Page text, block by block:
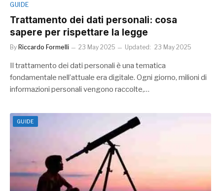
GUIDE
Trattamento dei dati personali: cosa
sapere per rispettare la legge
By Riccardo Formelli 23 May 2025 Updated: 23 May 2025
Il trattamento dei dati personali è una tematica
fondamentale nell’attuale era digitale. Ogni giorno, milioni di
informazioni personali vengono raccolte,…
GUIDE